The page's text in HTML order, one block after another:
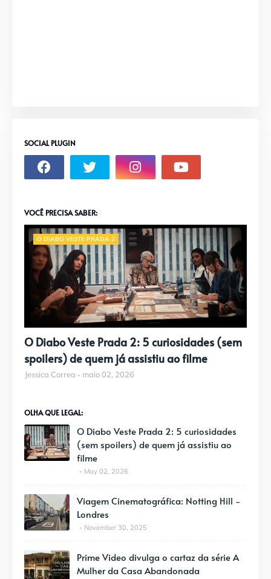
SOCIAL PLUGIN
VOCÊ PRECISA SABER:
O DIABO VESTE PRADA 2
O Diabo Veste Prada 2: 5 curiosidades (sem
spoilers) de quem já assistiu ao filme
Jessica Correa maio 02, 2026
OLHA QUE LEGAL:
O Diabo Veste Prada 2: 5 curiosidades
(sem spoilers) de quem já assistiu ao
filme
May 02, 2026
Viagem Cinematográfica: Notting Hill -
Londres
November 30, 2025
Prime Video divulga o cartaz da série A
Mulher da Casa Abandonada